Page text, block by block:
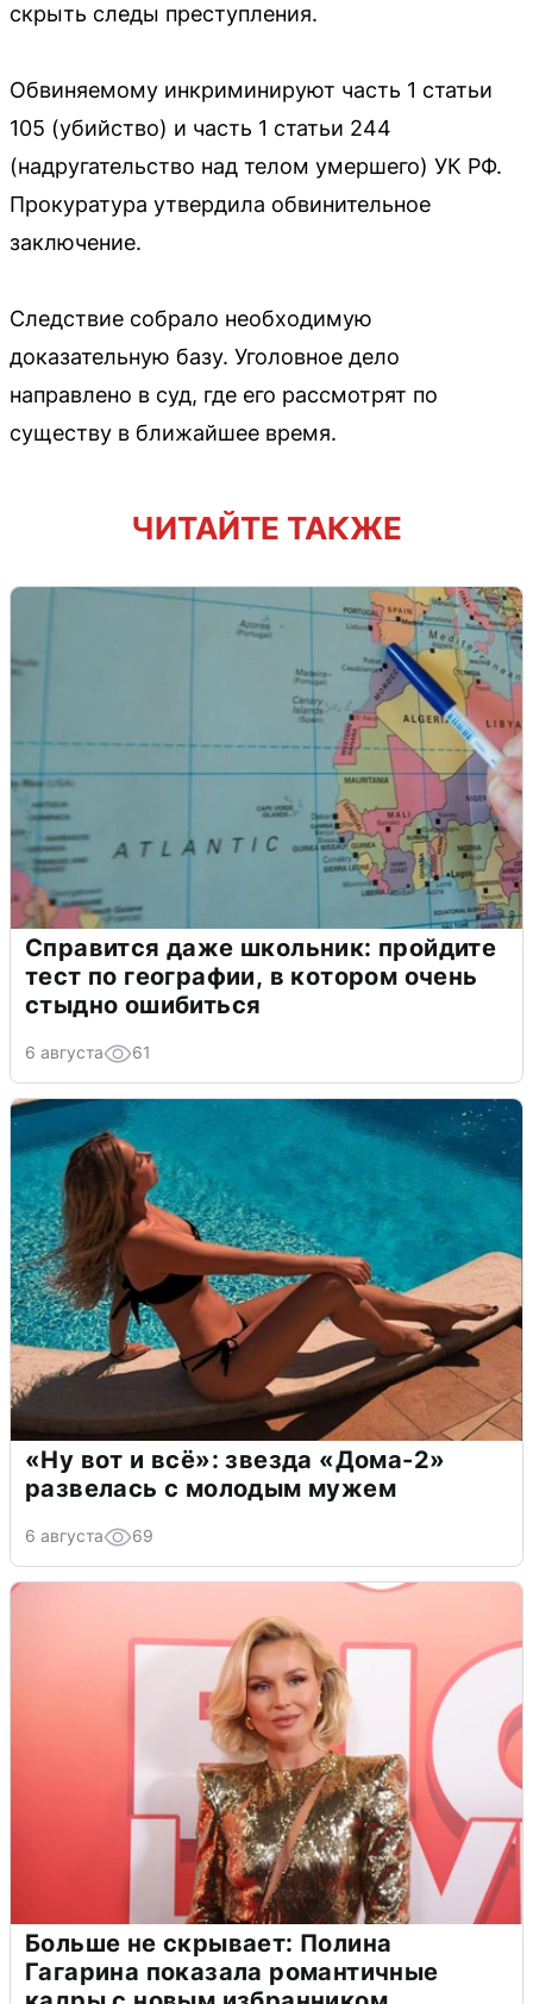
скрыть следы преступления.
Обвиняемому инкриминируют часть 1 статьи
105 (убийство) и часть 1 статьи 244
(надругательство над телом умершего) УК РФ.
Прокуратура утвердила обвинительное
заключение.
Следствие собрало необходимую
доказательную базу. Уголовное дело
направлено в суд, где его рассмотрят по
существу в ближайшее время.
ЧИТАЙТЕ ТАКЖЕ
Справится даже школьник: пройдите
тест по географии, в котором очень
стыдно ошибиться
6 августа 61
«Ну вот и всё»: звезда «Дома-2»
развелась с молодым мужем
6 августа 69
Больше не скрывает: Полина
Гагарина показала романтичные